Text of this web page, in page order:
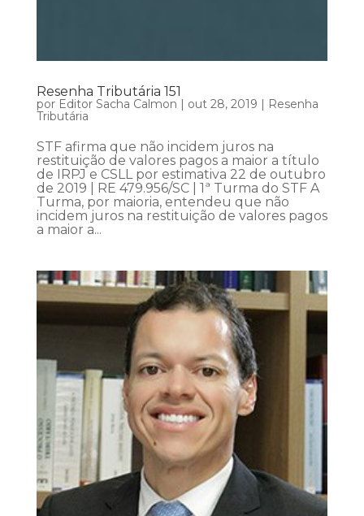
Resenha Tributária 151
por Editor Sacha Calmon | out 28, 2019 | Resenha
Tributária
STF afirma que não incidem juros na
restituição de valores pagos a maior a título
de IRPJ e CSLL por estimativa 22 de outubro
de 2019 | RE 479.956/SC | 1ª Turma do STF A
Turma, por maioria, entendeu que não
incidem juros na restituição de valores pagos
a maior a...